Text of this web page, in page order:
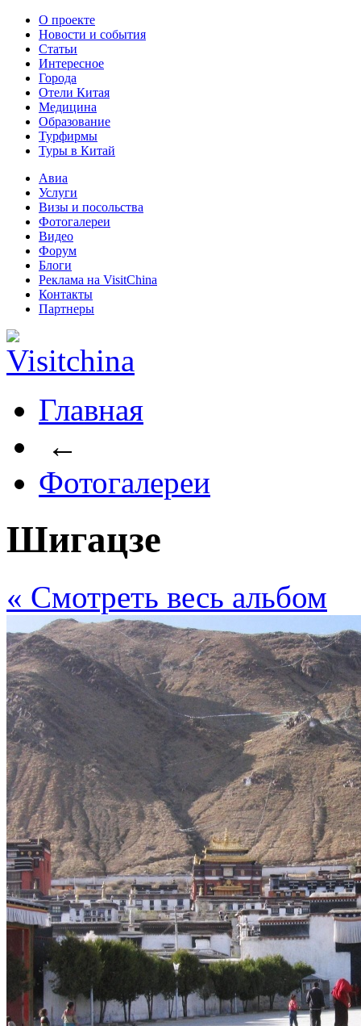
О проекте
Новости и события
Статьи
Интересное
Города
Отели Китая
Медицина
Образование
Турфирмы
Туры в Китай
Авиа
Услуги
Визы и посольства
Фотогалереи
Видео
Форум
Блоги
Реклама на VisitChina
Контакты
Партнеры
Главная
←
Фотогалереи
Шигацзе
« Cмотреть весь альбом